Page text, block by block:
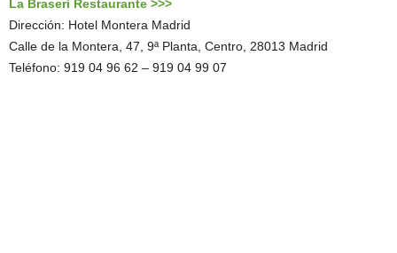
La Braserí Restaurante >>>
Dirección: Hotel Montera Madrid
Calle de la Montera, 47, 9ª Planta, Centro, 28013 Madrid
Teléfono: 919 04 96 62 – 919 04 99 07